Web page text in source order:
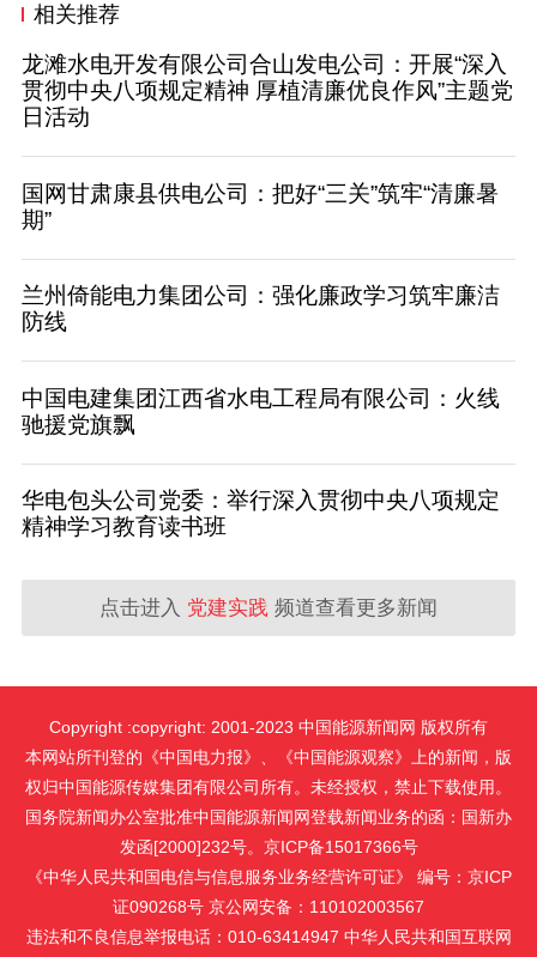
相关推荐
龙滩水电开发有限公司合山发电公司：开展“深入
贯彻中央八项规定精神 厚植清廉优良作风”主题党
日活动
国网甘肃康县供电公司：把好“三关”筑牢“清廉暑
期”
兰州倚能电力集团公司：强化廉政学习筑牢廉洁
防线
中国电建集团江西省水电工程局有限公司：火线
驰援党旗飘
华电包头公司党委：举行深入贯彻中央八项规定
精神学习教育读书班
点击进入 党建实践 频道查看更多新闻
Copyright :copyright: 2001-2023 中国能源新闻网 版权所有
本网站所刊登的《中国电力报》、《中国能源观察》上的新闻，版
权归中国能源传媒集团有限公司所有。未经授权，禁止下载使用。
国务院新闻办公室批准中国能源新闻网登载新闻业务的函：国新办
发函[2000]232号。京ICP备15017366号
《中华人民共和国电信与信息服务业务经营许可证》 编号：京ICP
证090268号 京公网安备：110102003567
违法和不良信息举报电话：010-63414947 中华人民共和国互联网